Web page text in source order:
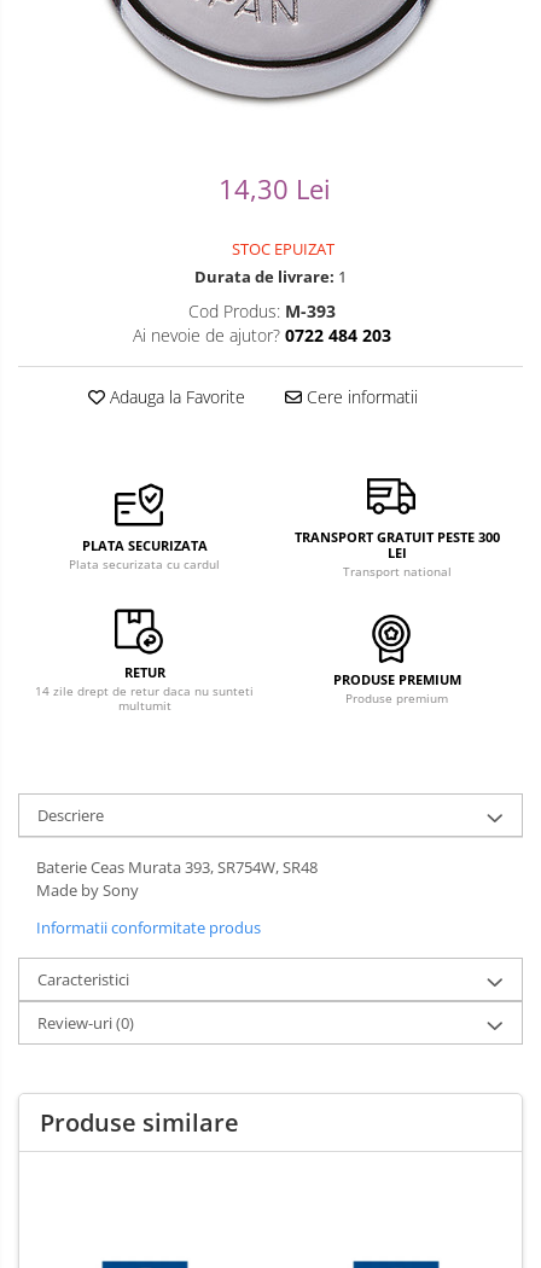
Ceasuri Casio
Ceasuri Daniel Klein
Modelarea Metalului
Nicovale si Suporti
14,30 Lei
STOC EPUIZAT
Durata de livrare: 1
Cod Produs: M-393
Ai nevoie de ajutor? 0722 484 203
Adauga la Favorite Cere informatii
PLATA SECURIZATA
Plata securizata cu cardul
TRANSPORT GRATUIT PESTE 300
LEI
Transport national
RETUR
14 zile drept de retur daca nu sunteti
multumit
PRODUSE PREMIUM
Produse premium
Descriere
Baterie Ceas Murata 393, SR754W, SR48
Made by Sony
Informatii conformitate produs
Caracteristici
Review-uri(0)
Produse similare